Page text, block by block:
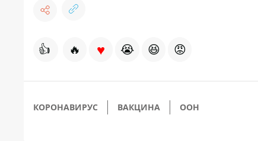
👍 🔥 ♥ 😭 😆 😡
КОРОНАВИРУС ВАКЦИНА ООН